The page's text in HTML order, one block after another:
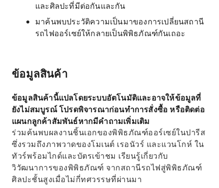
และศิลปะที่มีต่อกันและกัน
มาค้นพบประวัติความเป็นมาของการเปลี่ยนสถานี
รถไฟออร์เซย์ให้กลายเป็นพิพิธภัณฑ์กันเถอะ
ข้อมูลสินค้า
ข้อมูลสินค้านี้แปลโดยระบบอัตโนมัติและอาจให้ข้อมูลที่
ยังไม่สมบูรณ์ โปรดพิจารณาก่อนทำการสั่งซื้อ หรือติดต่อ
แผนกลูกค้าสัมพันธ์หากมีคำถามเพิ่มเติม
ร่วมค้นพบผลงานชิ้นเอกของพิพิธภัณฑ์ออร์เซย์ในปารีส
ซึ่งรวมถึงภาพวาดของโมเนต์ เรอนัวร์ และแวนโกห์ ใน
ทัวร์พร้อมไกด์และบัตรเข้าชม เรียนรู้เกี่ยวกับ
วิวัฒนาการของพิพิธภัณฑ์ จากสถานีรถไฟสู่พิพิธภัณฑ์
ศิลปะชั้นสูงเมื่อไม่กี่ทศวรรษที่ผ่านมา